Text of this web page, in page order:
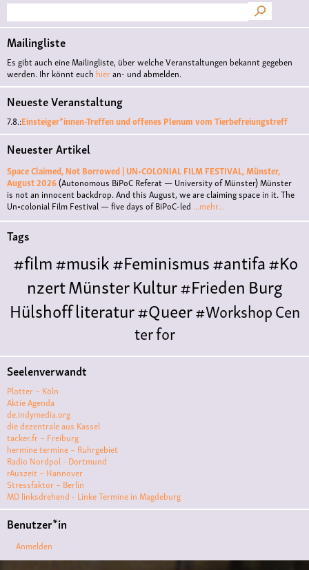
Suche
Mailingliste
Es gibt auch eine Mailingliste, über welche Veranstaltungen bekannt gegeben
werden. Ihr könnt euch hieran- und abmelden.
Neueste Veranstaltung
7.8.:Einsteiger*innen-Treffen und offenes Plenum vom Tierbefreiungstreff
Neuester Artikel
Space Claimed, Not Borrowed | UN•COLONIAL FILM FESTIVAL, Münster,
August 2026(Autonomous BiPoC Referat — University of Münster)Münster
is not an innocent backdrop. And this August, we are claiming space in it. The
Un•colonial Film Festival — five days of BiPoC-led ...mehr...
Tags
#film#musik#Feminismus#antifa#Ko
nzertMünsterKultur#FriedenBurg
Hülshoffliteratur#Queer#WorkshopCen
ter for
LiteraturePolyamoriePolytreff#liveKonzert
Polyamorietreff
Monogamie
ismuskunstantisemitismus
VKqueer#Demo
ve#film #kino #filmwerkstatt
#filmclub#Münster#BLACKBOXpunk#kino
#menschenrechte
Seelenverwandt
Plotter – Köln
Aktie Agenda
de.indymedia.org
die dezentrale aus Kassel
tacker.fr – Freiburg
hermine termine – Ruhrgebiet
Radio Nordpol - Dortmund
rAuszeit – Hannover
Stressfaktor – Berlin
MD linksdrehend - Linke Termine in Magdeburg
Benutzer*in
Anmelden